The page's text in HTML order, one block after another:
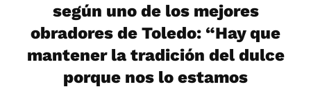
según uno de los mejores
obradores de Toledo: “Hay que
mantener la tradición del dulce
porque nos lo estamos